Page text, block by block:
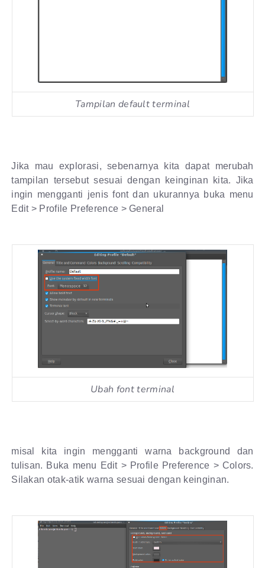
Tampilan default terminal
Jika mau explorasi, sebenarnya kita dapat merubah
tampilan tersebut sesuai dengan keinginan kita. Jika
ingin mengganti jenis font dan ukurannya buka menu
Edit > Profile Preference > General
Ubah font terminal
misal kita ingin mengganti warna background dan
tulisan. Buka menu Edit > Profile Preference > Colors.
Silakan otak-atik warna sesuai dengan keinginan.